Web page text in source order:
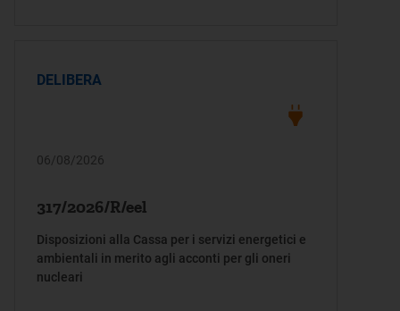
DELIBERA
06/08/2026
317/2026/R/eel
Disposizioni alla Cassa per i servizi energetici e
ambientali in merito agli acconti per gli oneri
nucleari